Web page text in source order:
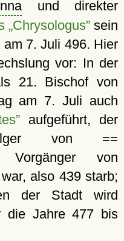
und direkter
„Chrysologus”sein
7. Juli 496. Hier
vor: In der
21. Bischof von
am 7. Juli auch
aufgeführt, der
von ==
Vorgänger von
also 439 starb;
der Stadt wird
die Jahre 477 bis